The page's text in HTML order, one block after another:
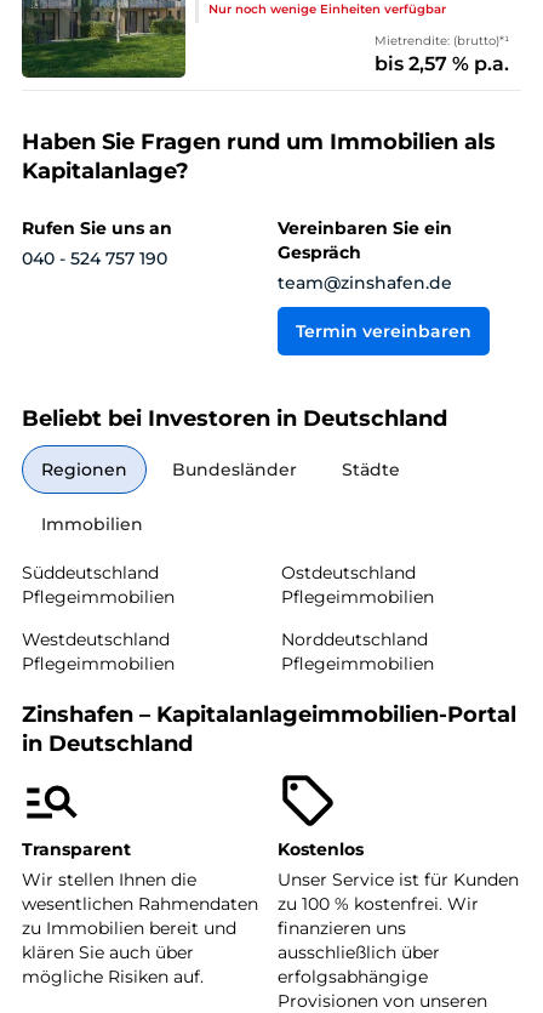
Nur noch wenige Einheiten verfügbar
Mietrendite: (brutto)*¹
bis 2,57 % p.a.
Haben Sie Fragen rund um Immobilien als
Kapitalanlage?
Rufen Sie uns an
040 - 524 757 190
Vereinbaren Sie ein
Gespräch
team@zinshafen.de
Termin vereinbaren
Beliebt bei Investoren in Deutschland
Regionen Bundesländer Städte
Immobilien
Süddeutschland
Pflegeimmobilien
Ostdeutschland
Pflegeimmobilien
Westdeutschland
Pflegeimmobilien
Norddeutschland
Pflegeimmobilien
Zinshafen – Kapitalanlageimmobilien-Portal
in Deutschland
Transparent
Wir stellen Ihnen die
wesentlichen Rahmendaten
zu Immobilien bereit und
klären Sie auch über
mögliche Risiken auf.
Kostenlos
Unser Service ist für Kunden
zu 100 % kostenfrei. Wir
finanzieren uns
ausschließlich über
erfolgsabhängige
Provisionen von unseren